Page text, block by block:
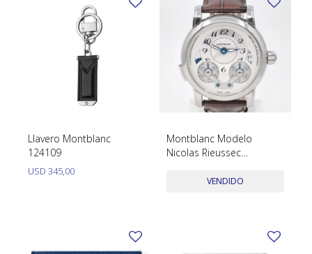
Llavero Montblanc
124109
USD 345,00
Montblanc Modelo
Nicolas Rieussec
Ref.106487. Año 2020
VENDIDO